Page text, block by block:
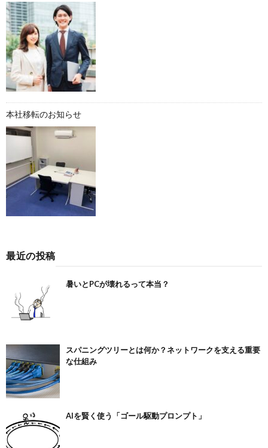
本社移転のお知らせ
最近の投稿
暑いとPCが壊れるって本当？
スパニングツリーとは何か？ネットワークを支える重要
な仕組み
AIを賢く使う「ゴール駆動プロンプト」